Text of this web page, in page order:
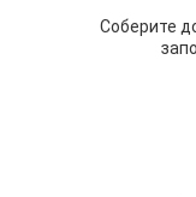
Соберите